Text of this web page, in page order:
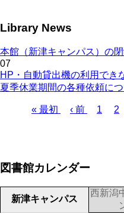
Library News
本館（新津キャンパス）の
07
HP・自動貸出機の利用でき
夏季休業期間の各種依頼に
り
先
« 最初
前
‹ 前 Page
1 2
図書館カレンダー
新津キャンパス
西新潟